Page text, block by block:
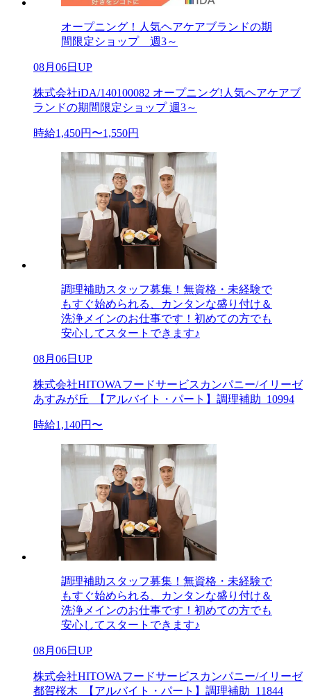
オープニング！人気ヘアケアブランドの期
間限定ショップ 週3～
08月06日UP
株式会社iDA/140100082 オープニング!人気ヘアケアブ
ランドの期間限定ショップ 週3～
時給1,450円〜1,550円
調理補助スタッフ募集！無資格・未経験で
もすぐ始められる、カンタンな盛り付け＆
洗浄メインのお仕事です！初めての方でも
安心してスタートできます♪
08月06日UP
株式会社HITOWAフードサービスカンパニー/イリーゼ
あすみが丘_【アルバイト・パート】調理補助_10994
時給1,140円〜
調理補助スタッフ募集！無資格・未経験で
もすぐ始められる、カンタンな盛り付け＆
洗浄メインのお仕事です！初めての方でも
安心してスタートできます♪
08月06日UP
株式会社HITOWAフードサービスカンパニー/イリーゼ
都賀桜木_【アルバイト・パート】調理補助_11844